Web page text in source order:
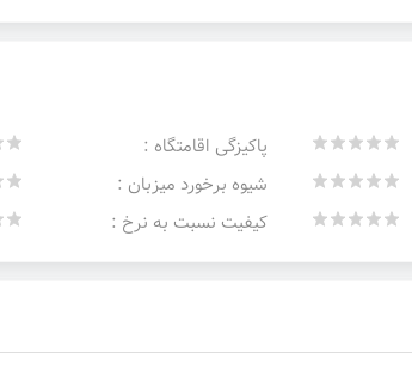
پاکیزگی اقامتگاه :
شیوه برخورد میزبان :
کیفیت نسبت به نرخ :